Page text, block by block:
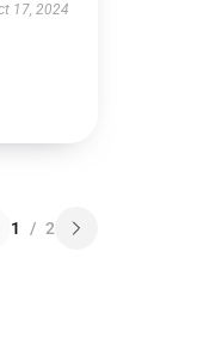
17, 2024
1 / 2